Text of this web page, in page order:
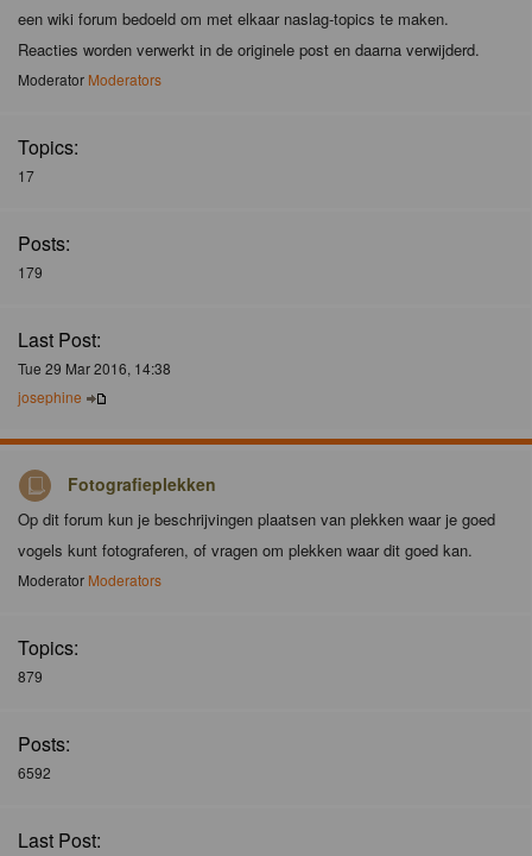
een wiki forum bedoeld om met elkaar naslag-topics te maken.
Reacties worden verwerkt in de originele post en daarna verwijderd.
Moderator Moderators
Topics:
17
Posts:
179
Last Post:
Tue 29 Mar 2016, 14:38
josephine
Fotografieplekken
Op dit forum kun je beschrijvingen plaatsen van plekken waar je goed
vogels kunt fotograferen, of vragen om plekken waar dit goed kan.
Moderator Moderators
Topics:
879
Posts:
6592
Last Post: